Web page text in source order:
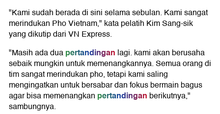
"Kami sudah berada di sini selama sebulan. Kami sangat
merindukan Pho Vietnam," kata pelatih Kim Sang-sik
yang dikutip dari VN Express.
"Masih ada duapertandingan lagi. kami akan berusaha
sebaik mungkin untuk memenangkannya. Semua orang di
tim sangat merindukan pho, tetapi kami saling
mengingatkan untuk bersabar dan fokus bermain bagus
agar bisa memenangkan pertandingan berikutnya,"
sambungnya.